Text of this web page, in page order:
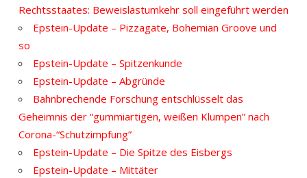
Rechtsstaates: Beweislastumkehr soll eingeführt werden
Epstein-Update – Pizzagate, Bohemian Groove und
so
Epstein-Update – Spitzenkunde
Epstein-Update – Abgründe
Bahnbrechende Forschung entschlüsselt das
Geheimnis der “gummiartigen, weißen Klumpen” nach
Corona-“Schutzimpfung”
Epstein-Update – Die Spitze des Eisbergs
Epstein-Update – Mittäter